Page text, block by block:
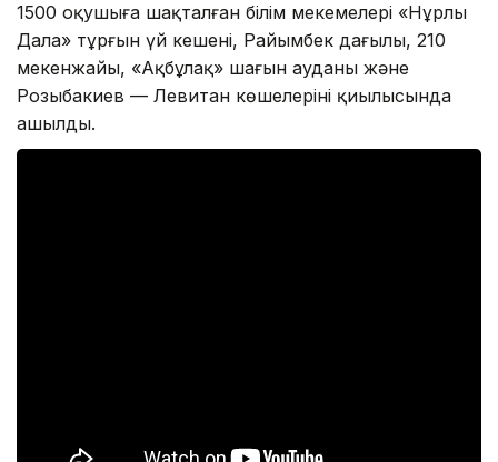
1500 оқушыға шақталған білім мекемелері «Нұрлы
Дала» тұрғын үй кешені, Райымбек даңғылы, 210
мекенжайы, «Ақбұлақ» шағын ауданы және
Розыбакиев — Левитан көшелерінің қиылысында
ашылды.